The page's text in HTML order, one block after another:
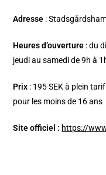
Adresse :
Heures d’ouverture : du
jeudi au samedi de 9h à
Prix : 195 SEK à plein
pour les moins de 16 ans
Site officiel : https://